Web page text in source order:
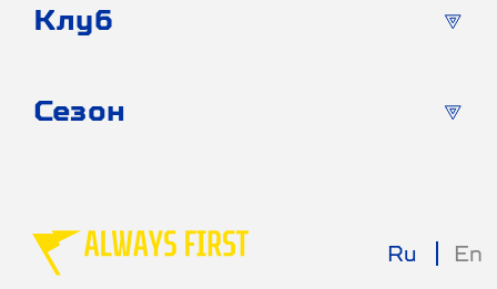
Ru En
Клуб
Сезон